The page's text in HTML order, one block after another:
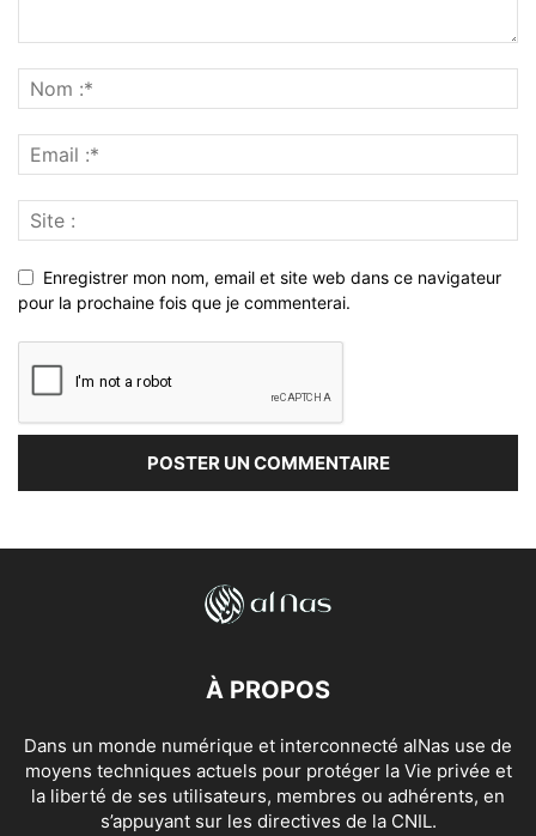
Enregistrer mon nom, email et site web dans ce navigateur
pour la prochaine fois que je commenterai.
À PROPOS
Dans un monde numérique et interconnecté alNas use de
moyens techniques actuels pour protéger la Vie privée et
la liberté de ses utilisateurs, membres ou adhérents, en
s’appuyant sur les directives de la CNIL.